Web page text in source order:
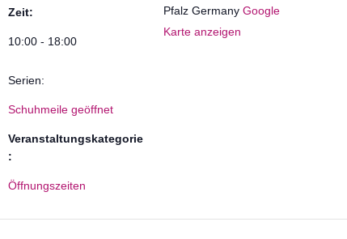
Zeit:
10:00 - 18:00
Serien:
Schuhmeile geöffnet
Veranstaltungskategorie
:
Öffnungszeiten
Pfalz Germany Google
Karte anzeigen